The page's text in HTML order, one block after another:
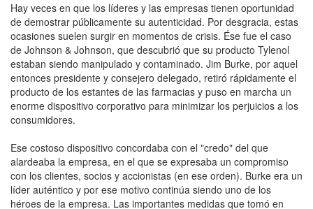
Hay veces en que los líderes y las empresas tienen oportunidad
de demostrar públicamente su autenticidad. Por desgracia, estas
ocasiones suelen surgir en momentos de crisis. Ése fue el caso
de Johnson & Johnson, que descubrió que su producto Tylenol
estaban siendo manipulado y contaminado. Jim Burke, por aquel
entonces presidente y consejero delegado, retiró rápidamente el
producto de los estantes de las farmacias y puso en marcha un
enorme dispositivo corporativo para minimizar los perjuicios a los
consumidores.
Ese costoso dispositivo concordaba con el "credo" del que
alardeaba la empresa, en el que se expresaba un compromiso
con los clientes, socios y accionistas (en ese orden). Burke era un
líder auténtico y por ese motivo continúa siendo uno de los
héroes de la empresa. Las importantes medidas que tomó en